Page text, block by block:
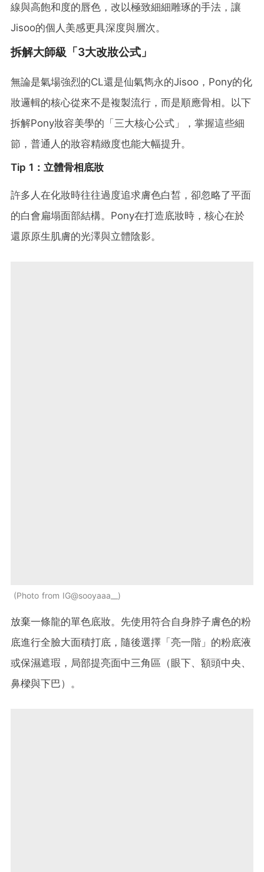
線與高飽和度的唇色，改以極致細細雕琢的手法，讓
Jisoo的個人美感更具深度與層次。
拆解大師級「3大改妝公式」
無論是氣場強烈的CL還是仙氣雋永的Jisoo，Pony的化
妝邏輯的核心從來不是複製流行，而是順應骨相。以下
拆解Pony妝容美學的「三大核心公式」，掌握這些細
節，普通人的妝容精緻度也能大幅提升。
Tip 1：立體骨相底妝
許多人在化妝時往往過度追求膚色白皙，卻忽略了平面
的白會扁塌面部結構。Pony在打造底妝時，核心在於
還原原生肌膚的光澤與立體陰影。
Photo from IG@sooyaaa__
放棄一條龍的單色底妝。先使用符合自身脖子膚色的粉
底進行全臉大面積打底，隨後選擇「亮一階」的粉底液
或保濕遮瑕，局部提亮面中三角區（眼下、額頭中央、
鼻樑與下巴）。